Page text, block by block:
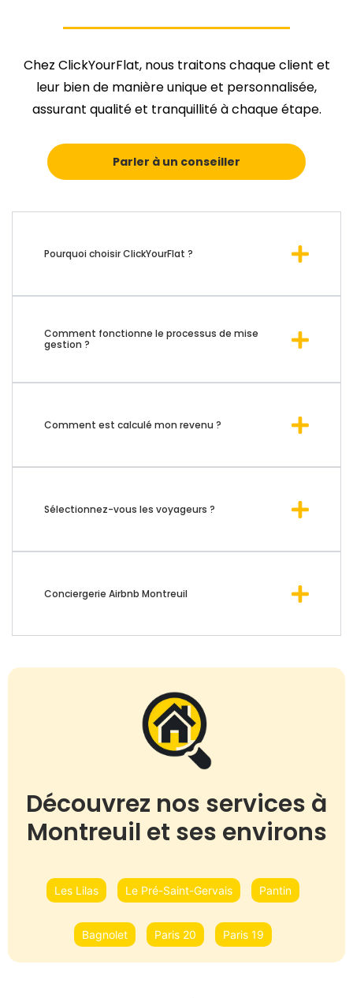
Chez ClickYourFlat, nous traitons chaque client et
leur bien de manière unique et personnalisée,
assurant qualité et tranquillité à chaque étape.
Parler à un conseiller
Pourquoi choisir ClickYourFlat ?
Comment fonctionne le processus de mise
gestion ?
Comment est calculé mon revenu ?
Sélectionnez-vous les voyageurs ?
Conciergerie Airbnb Montreuil
Découvrez nos services à
Montreuil et ses environs
Les Lilas Le Pré-Saint-Gervais Pantin
Bagnolet Paris 20 Paris 19